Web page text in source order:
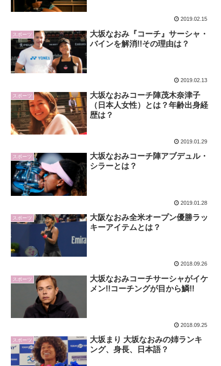
2019.02.15
スポーツ
大坂なおみ『コーチ』サーシャ・
バインを解消!!その理由は？
2019.02.13
スポーツ
大坂なおみコーチ陣茂木奈津子
（日本人女性）とは？年齢出身経
歴は？
2019.01.29
スポーツ
大坂なおみコーチ陣アブデュル・
シラーとは？
2019.01.28
スポーツ
大阪なおみ全米オープン優勝ラッ
キーアイテムとは？
2018.09.26
スポーツ
大坂なおみコーチサーシャがイケ
メン!!コーチングが目から鱗!!
2018.09.25
スポーツ
大坂まり 大坂なおみの姉ランキ
ング、身長、日本語？